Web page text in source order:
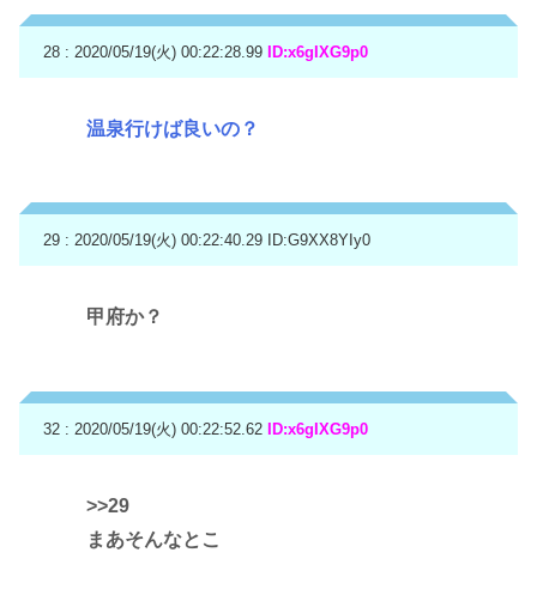
28 : 2020/05/19(火) 00:22:28.99 ID:x6gIXG9p0
温泉行けば良いの？
29 : 2020/05/19(火) 00:22:40.29 ID:G9XX8YIy0
甲府か？
32 : 2020/05/19(火) 00:22:52.62 ID:x6gIXG9p0
>>29
まあそんなとこ